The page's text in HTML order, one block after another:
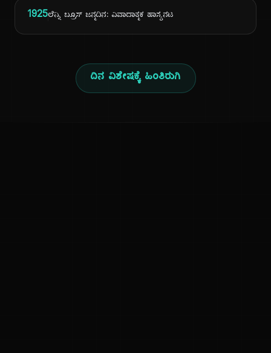
1925ಲೆನ್ನಿ ಬ್ರೂಸ್ ಜನ್ಮದಿನ: ವಿವಾದಾತ್ಮಕ ಹಾಸ್ಯನಟ
ದಿನ ವಿಶೇಷಕ್ಕೆ ಹಿಂತಿರುಗಿ